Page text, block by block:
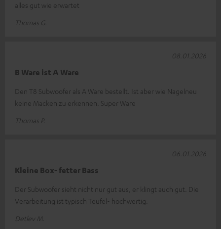
alles gut wie erwartet
Thomas G.
B Ware ist A Ware
Den T8 Subwoofer als A Ware bestellt. Ist aber wie Nagelneu
keine Macken zu erkennen. Super Ware
Thomas P.
08.01.2026
Kleine Box- fetter Bass
Der Subwoofer sieht nicht nur gut aus, er klingt auch gut. Die
Verarbeitung ist typisch Teufel- hochwertig.
Detlev M.
06.01.2026